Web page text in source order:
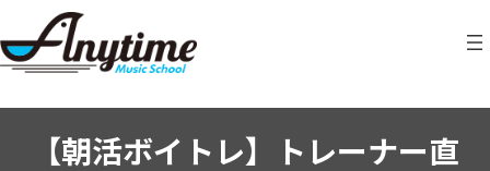
テ
ン
ゲ
ー
【朝活ボイトレ】トレーナー直